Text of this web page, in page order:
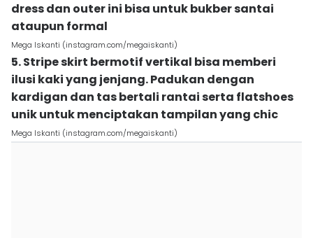
dress dan outer ini bisa untuk bukber santai
ataupun formal
Mega Iskanti (instagram.com/megaiskanti)
5. Stripe skirt bermotif vertikal bisa memberi
ilusi kaki yang jenjang. Padukan dengan
kardigan dan tas bertali rantai serta flatshoes
unik untuk menciptakan tampilan yang chic
Mega Iskanti (instagram.com/megaiskanti)